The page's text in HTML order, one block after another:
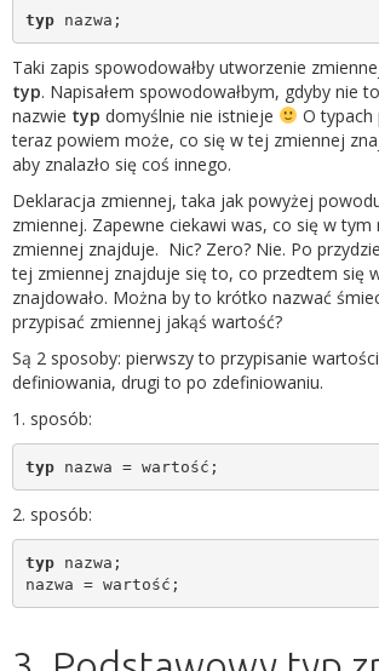
typ nazwa;
Taki zapis spowodowałby utworzenie
typ. Napisałem spowodowałbym, gdyby nie
nazwie typ domyślnie nie istnieje
O typach
teraz powiem może, co się w tej zmiennej
aby znalazło się coś innego.
Deklaracja zmiennej, taka jak powyżej
zmiennej. Zapewne ciekawi was, co się w
zmiennej znajduje. Nic? Zero? Nie. Po
tej zmiennej znajduje się to, co przedtem się
znajdowało. Można by to krótko nazwać
przypisać zmiennej jakąś wartość?
Są 2 sposoby: pierwszy to przypisanie
definiowania, drugi to po zdefiniowaniu.
1. sposób:
typ nazwa = wartość;
2. sposób:
typ nazwa;
nazwa = wartość;